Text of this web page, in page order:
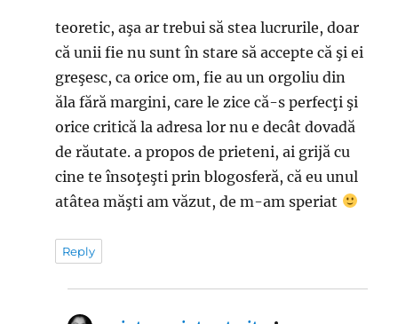
teoretic, aşa ar trebui să stea lucrurile, doar
că unii fie nu sunt în stare să accepte că şi ei
greşesc, ca orice om, fie au un orgoliu din
ăla fără margini, care le zice că-s perfecţi şi
orice critică la adresa lor nu e decât dovadă
de răutate. a propos de prieteni, ai grijă cu
cine te însoţeşti prin blogosferă, că eu unul
atâtea măşti am văzut, de m-am speriat
Reply